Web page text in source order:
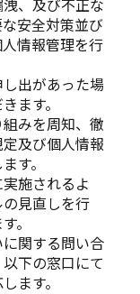
、及び不正な
安全対策並び
情報管理を行
出があった場
ます。
みを周知、徹
及び個人情報
す。
施されるよ
見直しを行
。
関する問い合
下の窓口にて
ます。